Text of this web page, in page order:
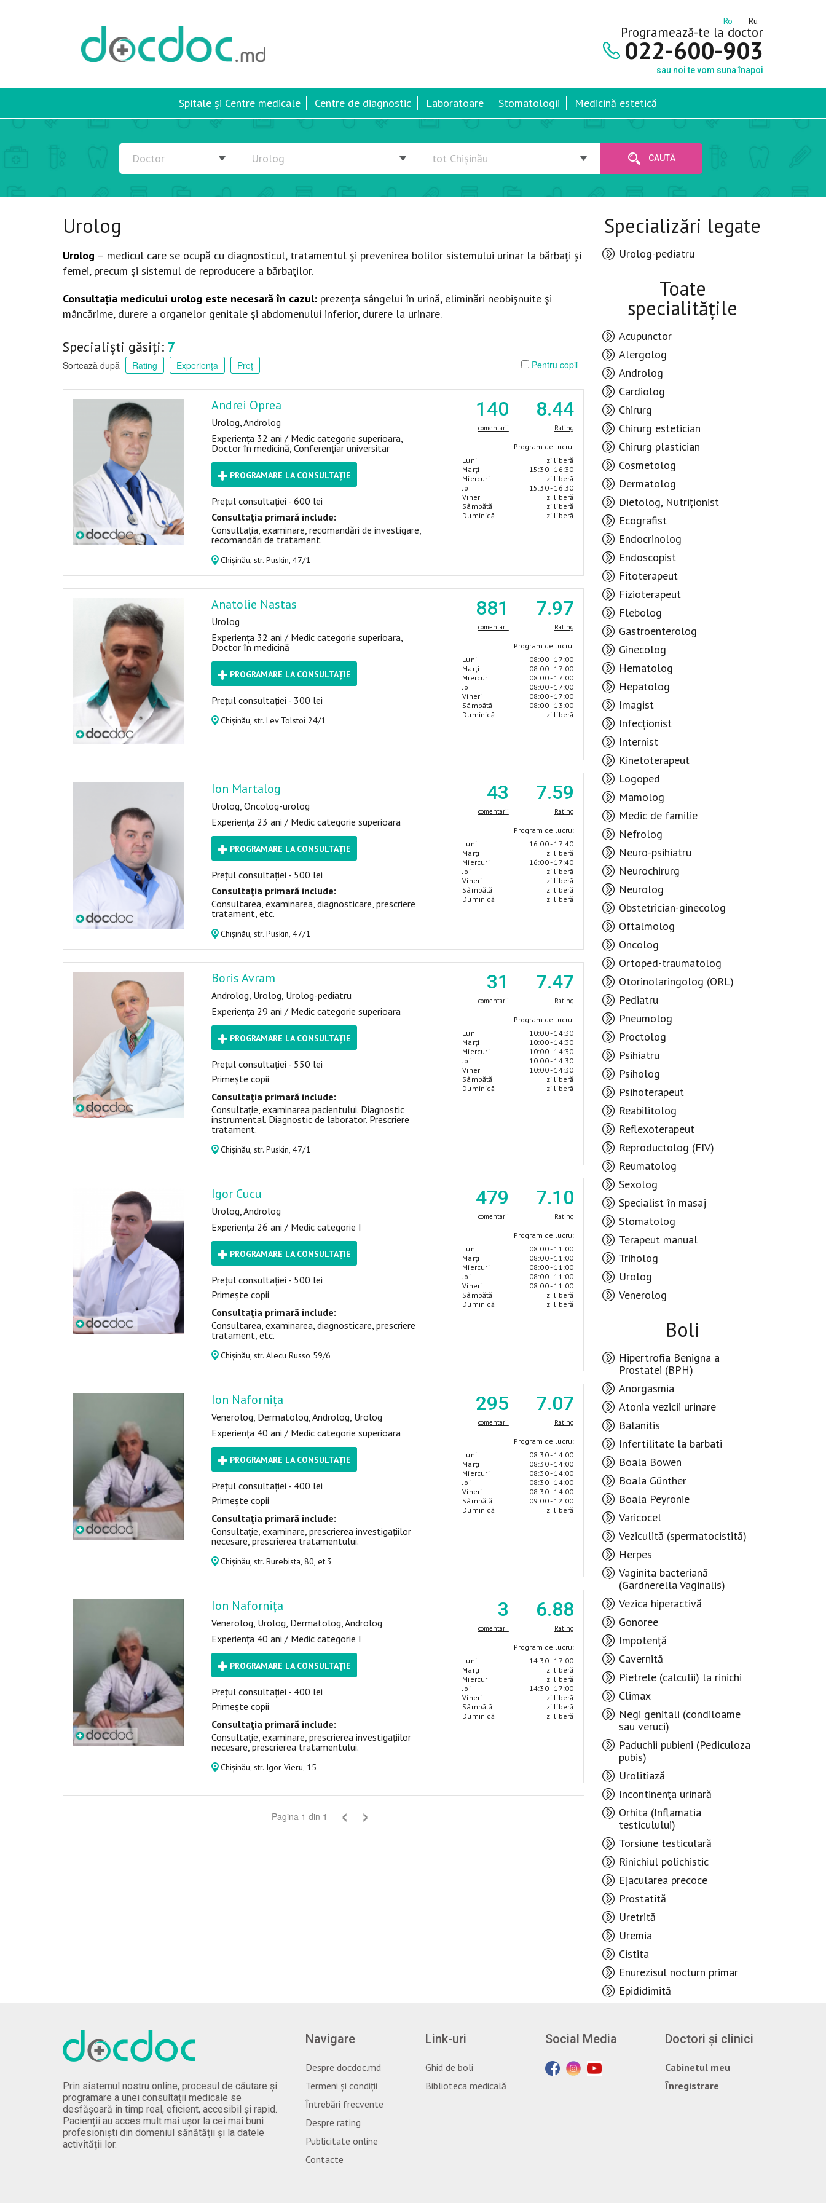
Ro Ru
Programează-te la doctor
022-600-903
sau noi te vom suna înapoi
Spitale și Centre medicale Centre de diagnostic Laboratoare Stomatologii Medicină estetică
CAUTĂ
Urolog
Urolog – medicul care se ocupă cu diagnosticul, tratamentul şi prevenirea bolilor sistemului urinar la bărbaţi şi
femei, precum şi sistemul de reproducere a bărbaţilor.
Consultația medicului urolog este necesară în cazul: prezenţa sângelui în urină, eliminări neobişnuite şi
mâncărime, durere a organelor genitale şi abdomenului inferior, durere la urinare.
Specialiști găsiți: 7
Sortează după Rating Experiența Preț Pentru copii
Andrei Oprea
Urolog, Androlog
Experiența 32 ani / Medic categorie superioara,
Doctor în medicină, Conferențiar universitar
PROGRAMARE LA CONSULTAȚIE
Prețul consultației - 600 lei
Consultaţia primară include:
Consultația, examinare, recomandări de investigare,
recomandări de tratament.
Chișinău, str. Puskin, 47/1
140
comentarii
8.44
Rating
Program de lucru:
Luni
Marţi
Miercuri
Joi
Vineri
Sâmbătă
Duminică
zi liberă
15:30 - 16:30
zi liberă
15:30 - 16:30
zi liberă
zi liberă
zi liberă
Anatolie Nastas
Urolog
Experiența 32 ani / Medic categorie superioara,
Doctor în medicină
PROGRAMARE LA CONSULTAȚIE
Prețul consultației - 300 lei
Chișinău, str. Lev Tolstoi 24/1
881
comentarii
7.97
Rating
Program de lucru:
Luni
Marţi
Miercuri
Joi
Vineri
Sâmbătă
Duminică
08:00 - 17:00
08:00 - 17:00
08:00 - 17:00
08:00 - 17:00
08:00 - 17:00
08:00 - 13:00
zi liberă
Ion Martalog
Urolog, Oncolog-urolog
Experiența 23 ani / Medic categorie superioara
PROGRAMARE LA CONSULTAȚIE
Prețul consultației - 500 lei
Consultaţia primară include:
Consultarea, examinarea, diagnosticare, prescriere
tratament, etc.
Chișinău, str. Puskin, 47/1
43
comentarii
7.59
Rating
Program de lucru:
Luni
Marţi
Miercuri
Joi
Vineri
Sâmbătă
Duminică
16:00 - 17:40
zi liberă
16:00 - 17:40
zi liberă
zi liberă
zi liberă
zi liberă
Boris Avram
Androlog, Urolog, Urolog-pediatru
Experiența 29 ani / Medic categorie superioara
PROGRAMARE LA CONSULTAȚIE
Prețul consultației - 550 lei
Primește copii
Consultaţia primară include:
Consultație, examinarea pacientului. Diagnostic
instrumental. Diagnostic de laborator. Prescriere
tratament.
Chișinău, str. Puskin, 47/1
31
comentarii
7.47
Rating
Program de lucru:
Luni
Marţi
Miercuri
Joi
Vineri
Sâmbătă
Duminică
10:00 - 14:30
10:00 - 14:30
10:00 - 14:30
10:00 - 14:30
10:00 - 14:30
zi liberă
zi liberă
Igor Cucu
Urolog, Androlog
Experiența 26 ani / Medic categorie I
PROGRAMARE LA CONSULTAȚIE
Prețul consultației - 500 lei
Primește copii
Consultaţia primară include:
Consultarea, examinarea, diagnosticare, prescriere
tratament, etc.
Chișinău, str. Alecu Russo 59/6
479
comentarii
7.10
Rating
Program de lucru:
Luni
Marţi
Miercuri
Joi
Vineri
Sâmbătă
Duminică
08:00 - 11:00
08:00 - 11:00
08:00 - 11:00
08:00 - 11:00
08:00 - 11:00
zi liberă
zi liberă
Ion Nafornița
Venerolog, Dermatolog, Androlog, Urolog
Experiența 40 ani / Medic categorie superioara
PROGRAMARE LA CONSULTAȚIE
Prețul consultației - 400 lei
Primește copii
Consultaţia primară include:
Consultație, examinare, prescrierea investigațiilor
necesare, prescrierea tratamentului.
Chișinău, str. Burebista, 80, et.3
295
comentarii
7.07
Rating
Program de lucru:
Luni
Marţi
Miercuri
Joi
Vineri
Sâmbătă
Duminică
08:30 - 14:00
08:30 - 14:00
08:30 - 14:00
08:30 - 14:00
08:30 - 14:00
09:00 - 12:00
zi liberă
Ion Nafornița
Venerolog, Urolog, Dermatolog, Androlog
Experiența 40 ani / Medic categorie I
PROGRAMARE LA CONSULTAȚIE
Prețul consultației - 400 lei
Primește copii
Consultaţia primară include:
Consultație, examinare, prescrierea investigațiilor
necesare, prescrierea tratamentului.
Chișinău, str. Igor Vieru, 15
3
comentarii
6.88
Rating
Program de lucru:
Luni
Marţi
Miercuri
Joi
Vineri
Sâmbătă
Duminică
14:30 - 17:00
zi liberă
zi liberă
14:30 - 17:00
zi liberă
zi liberă
zi liberă
Pagina 1 din 1 ‹ ›
Specializări legate
Urolog-pediatru
Toate
specialitățile
Acupunctor
Alergolog
Androlog
Cardiolog
Chirurg
Chirurg estetician
Chirurg plastician
Cosmetolog
Dermatolog
Dietolog, Nutriționist
Ecografist
Endocrinolog
Endoscopist
Fitoterapeut
Fizioterapeut
Flebolog
Gastroenterolog
Ginecolog
Hematolog
Hepatolog
Imagist
Infecționist
Internist
Kinetoterapeut
Logoped
Mamolog
Medic de familie
Nefrolog
Neuro-psihiatru
Neurochirurg
Neurolog
Obstetrician-ginecolog
Oftalmolog
Oncolog
Ortoped-traumatolog
Otorinolaringolog (ORL)
Pediatru
Pneumolog
Proctolog
Psihiatru
Psiholog
Psihoterapeut
Reabilitolog
Reflexoterapeut
Reproductolog (FIV)
Reumatolog
Sexolog
Specialist în masaj
Stomatolog
Terapeut manual
Triholog
Urolog
Venerolog
Boli
Hipertrofia Benigna a
Prostatei (BPH)
Anorgasmia
Atonia vezicii urinare
Balanitis
Infertilitate la barbati
Boala Bowen
Boala Günther
Boala Peyronie
Varicocel
Veziculită (spermatocistită)
Herpes
Vaginita bacteriană
(Gardnerella Vaginalis)
Vezica hiperactivă
Gonoree
Impotență
Cavernită
Pietrele (calculii) la rinichi
Climax
Negi genitali (condiloame
sau veruci)
Paduchii pubieni (Pediculoza
pubis)
Urolitiază
Incontinenţa urinară
Orhita (Inflamatia
testiculului)
Torsiune testiculară
Rinichiul polichistic
Ejacularea precoce
Prostatită
Uretrită
Uremia
Cistita
Enurezisul nocturn primar
Epididimită
Prin sistemul nostru online, procesul de căutare și
programare a unei consultații medicale se
desfășoară în timp real, eficient, accesibil și rapid.
Pacienții au acces mult mai ușor la cei mai buni
profesioniști din domeniul sănătății și la datele
activității lor.
Navigare
Despre docdoc.md
Termeni și condiții
Întrebări frecvente
Despre rating
Publicitate online
Contacte
Link-uri
Ghid de boli
Biblioteca medicală
Social Media Doctori și clinici
Cabinetul meu
Înregistrare